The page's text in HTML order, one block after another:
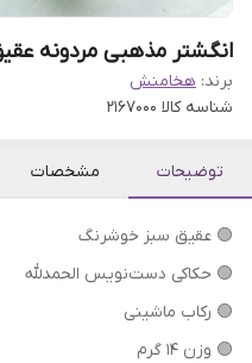
انگشتر مذهبی مردونه
برند: هخامنش
شناسه کالا 2167000
توضیحات مشخصات
🟢 عقیق سبز خوشرنگ
🟢 حکاکی دست‌نویس الحمدلله
🟢 رکاب ماشینی
🟢 وزن 14 گرم